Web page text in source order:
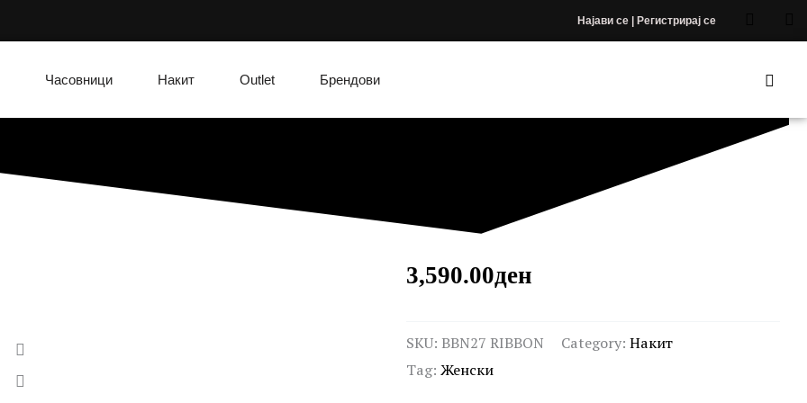
Најави се | Регистрирај се
Часовници Накит Outlet Брендови
3,590.00ден
SKU: BBN27 RIBBON Category:Накит
Tag:Женски